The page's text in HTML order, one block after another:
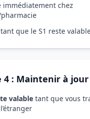
immédiatement chez
que le S1 reste
4 : Maintenir à jour
valable tant que vous